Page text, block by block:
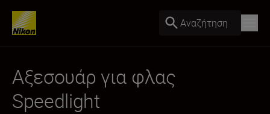
Αναζήτηση
Αξεσουάρ για φλας
Speedlight